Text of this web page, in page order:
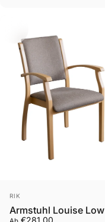
Anbieter:
RIK
Armstuhl Louise Low
€281,00